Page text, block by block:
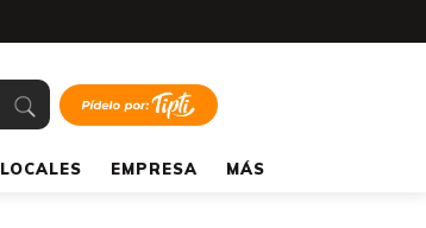
LOCALES EMPRESA MÁS